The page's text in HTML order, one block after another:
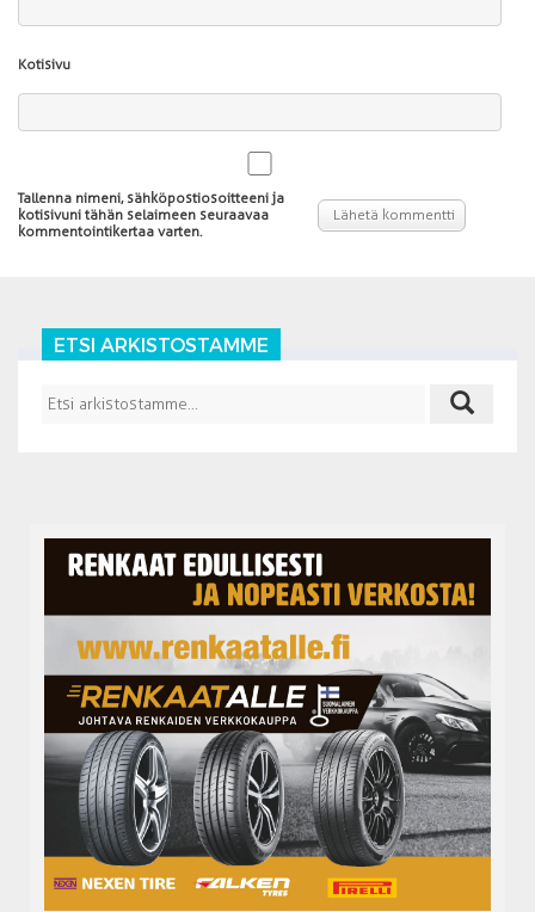
Kotisivu
Tallenna nimeni, sähköpostiosoitteeni ja
kotisivuni tähän selaimeen seuraavaa
kommentointikertaa varten.
ETSI ARKISTOSTAMME